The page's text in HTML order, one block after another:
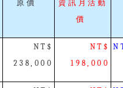
原價
資訊月活動
價
NT$
238,000
NT$
198,000